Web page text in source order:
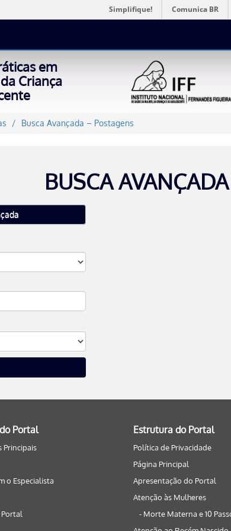
Simplifique! Comunica BR
em
Criança
Busca Avançada – Postagens
BUSCA
Portal
Principais
o Especialista
Estrutura do Portal
Política de Privacidade
Página Principal
Apresentação do Portal
Atenção às Mulheres
- Morte Materna e 10